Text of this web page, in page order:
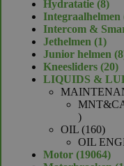
Hydratatie 88
Integraalhelmen
Intercom &
Jethelmen 11
Junior helmen 8
Kneesliders 2020
LIQUIDS &
12
producten
OIL 160160
OIL
Motor 19064